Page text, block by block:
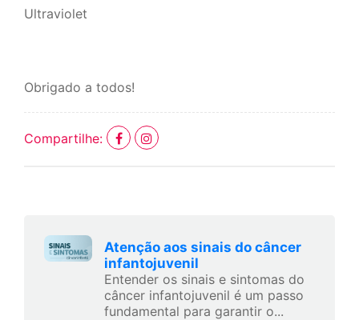
Ultraviolet
Obrigado a todos!
Compartilhe:
Atenção aos sinais do câncer
infantojuvenil
Entender os sinais e sintomas do
câncer infantojuvenil é um passo
fundamental para garantir o...